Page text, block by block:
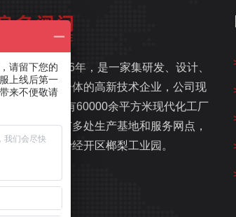
，始建于1996年，是一家集研发、设计、
售、服务于一体的高新技术企业，公司现
1.1亿元，拥有60000余平方米现代化工厂
，在国内拥有多处生产基地和服务网点，
于湖南省长沙经开区榔梨工业园。
请留下您的
上线后第一
来不便敬请